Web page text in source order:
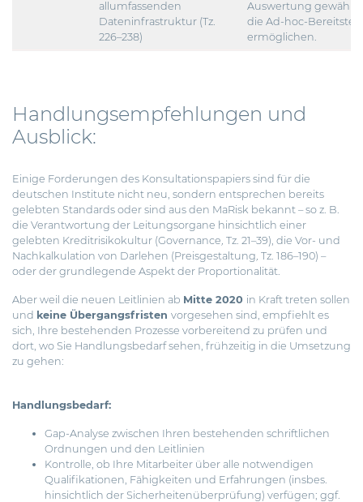
allumfassenden
Dateninfrastruktur (Tz.
226–238)
Auswertung
die Ad-hoc-
ermöglichen.
Handlungsempfehlungen und
Ausblick:
Einige Forderungen des Konsultationspapiers sind für die
deutschen Institute nicht neu, sondern entsprechen bereits
gelebten Standards oder sind aus den MaRisk bekannt – so z. B.
die Verantwortung der Leitungsorgane hinsichtlich einer
gelebten Kreditrisikokultur (Governance, Tz. 21–39), die Vor- und
Nachkalkulation von Darlehen (Preisgestaltung, Tz. 186–190) –
oder der grundlegende Aspekt der Proportionalität.
Aber weil die neuen Leitlinien ab Mitte 2020 in Kraft treten sollen
und keine Übergangsfristen vorgesehen sind, empfiehlt es
sich, Ihre bestehenden Prozesse vorbereitend zu prüfen und
dort, wo Sie Handlungsbedarf sehen, frühzeitig in die Umsetzung
zu gehen:
Handlungsbedarf:
Gap-Analyse zwischen Ihren bestehenden schriftlichen
Ordnungen und den Leitlinien
Kontrolle, ob Ihre Mitarbeiter über alle notwendigen
Qualifikationen, Fähigkeiten und Erfahrungen (insbes.
hinsichtlich der Sicherheitenüberprüfung) verfügen; ggf.